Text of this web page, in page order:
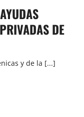
DE
y de la [...]